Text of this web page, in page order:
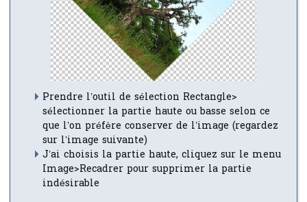
Prendre l’outil de sélection Rectangle>
sélectionner la partie haute ou basse selon ce
que l’on préfère conserver de l’image (regardez
sur l’image suivante)
J’ai choisis la partie haute, cliquez sur le menu
Image>Recadrer pour supprimer la partie
indésirable